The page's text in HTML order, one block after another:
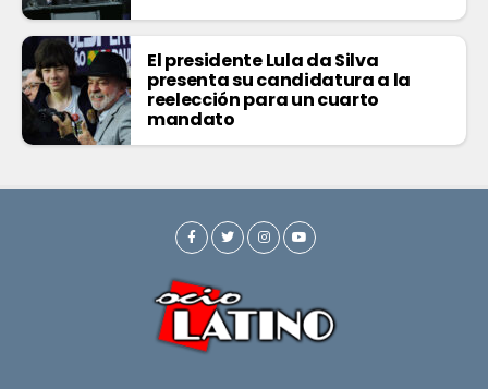
El presidente Lula da Silva
presenta su candidatura a la
reelección para un cuarto
mandato